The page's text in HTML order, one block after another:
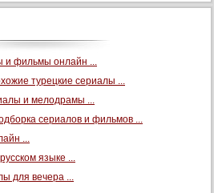
и фильмы онлайн ...
турецкие сериалы ...
и мелодрамы ...
сериалов и фильмов ...
...
языке ...
для вечера ...